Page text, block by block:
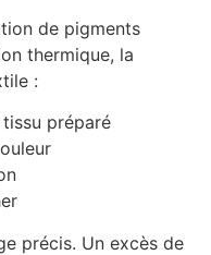
de pigments
thermique, la
:
préparé
précis. Un excès de